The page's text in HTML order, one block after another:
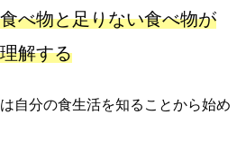
べ物と足りない食べ物が
解する
自分の食生活を知ることから始め